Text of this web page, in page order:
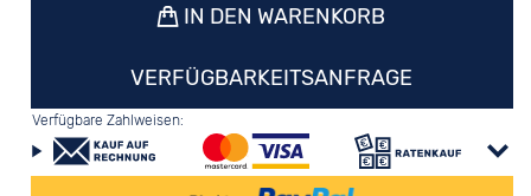
IN DEN WARENKORB
VERFÜGBARKEITSANFRAGE
Verfügbare Zahlweisen: